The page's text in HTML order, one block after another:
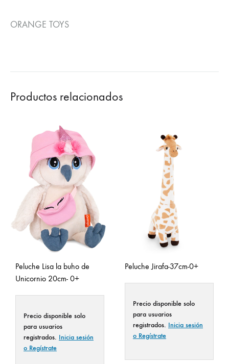
ORANGE TOYS
Productos relacionados
Peluche Lisa la buho de
Unicornio 20cm- 0+
Precio disponible solo
para usuarios
registrados. Inicia sesión
o Regístrate
Peluche Jirafa-37cm-0+
Precio disponible solo
para usuarios
registrados. Inicia sesión
o Regístrate